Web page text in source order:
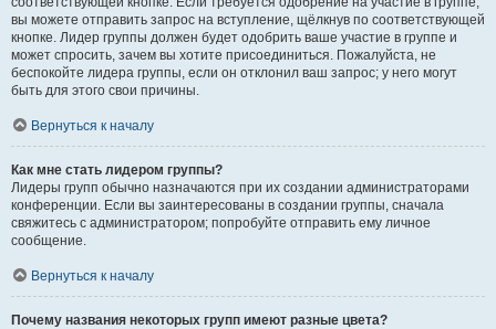
вы можете отправить запрос на вступление, щёлкнув по соответствующей
кнопке. Лидер группы должен будет одобрить ваше участие в группе и
может спросить, зачем вы хотите присоединиться. Пожалуйста, не
беспокойте лидера группы, если он отклонил ваш запрос; у него могут
быть для этого свои причины.
Вернуться к началу
Как мне стать лидером группы?
Лидеры групп обычно назначаются при их создании администраторами
конференции. Если вы заинтересованы в создании группы, сначала
свяжитесь с администратором; попробуйте отправить ему личное
сообщение.
Вернуться к началу
Почему названия некоторых групп имеют разные цвета?